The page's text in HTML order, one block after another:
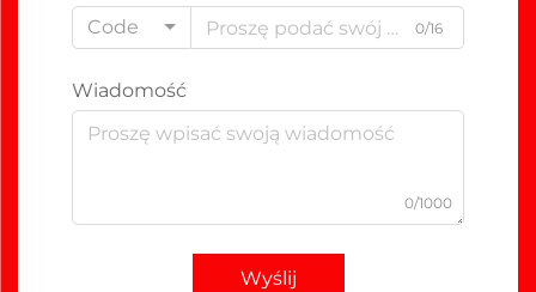
Code
0/16
Wiadomość
0/1000
Wyślij